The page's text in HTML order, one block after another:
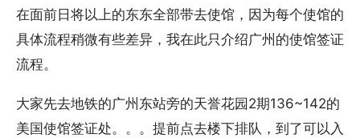
在面前日将以上的东东全部带去使馆，因为每个使馆的
具体流程稍微有些差异，我在此只介绍广州的使馆签证
流程。
大家先去地铁的广州东站旁的天誉花园2期136~142的
美国使馆签证处。。。提前点去楼下排队，到了可以入